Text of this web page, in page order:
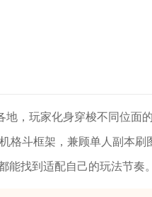
，玩家化身穿梭不同位面
格斗框架，兼顾单人副本刷
找到适配自己的玩法节奏。